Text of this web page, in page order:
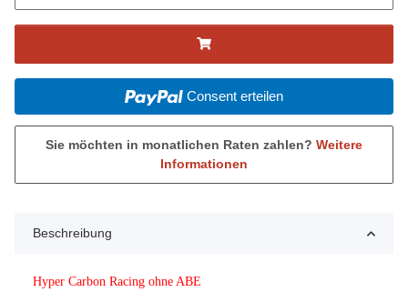
Consent erteilen
Sie möchten in monatlichen Raten zahlen? Weitere
Informationen
Beschreibung
Hyper Carbon Racing ohne ABE